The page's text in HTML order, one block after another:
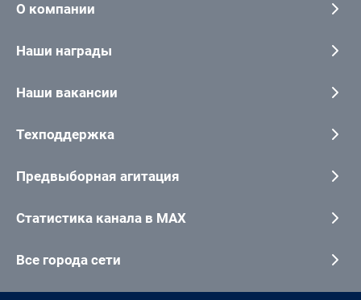
О компании
Наши награды
Наши вакансии
Техподдержка
Предвыборная агитация
Статистика канала в MAX
Все города сети